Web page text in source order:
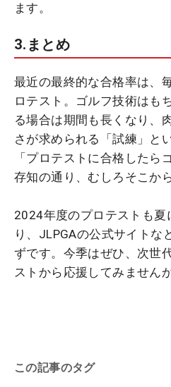
ます。
3.まとめ
最近の最終的な合格率は、
ロテスト。ゴルフ技術はも
る場合は期間も長くなり、
さが求められる「試練」と
「プロテストに合格したら
存知の通り、むしろそこか
2024年度のプロテストも夏
り、JLPGAの公式サイトな
ずです。今季はぜひ、次世
ストから応援してみませんか
この記事のタグ